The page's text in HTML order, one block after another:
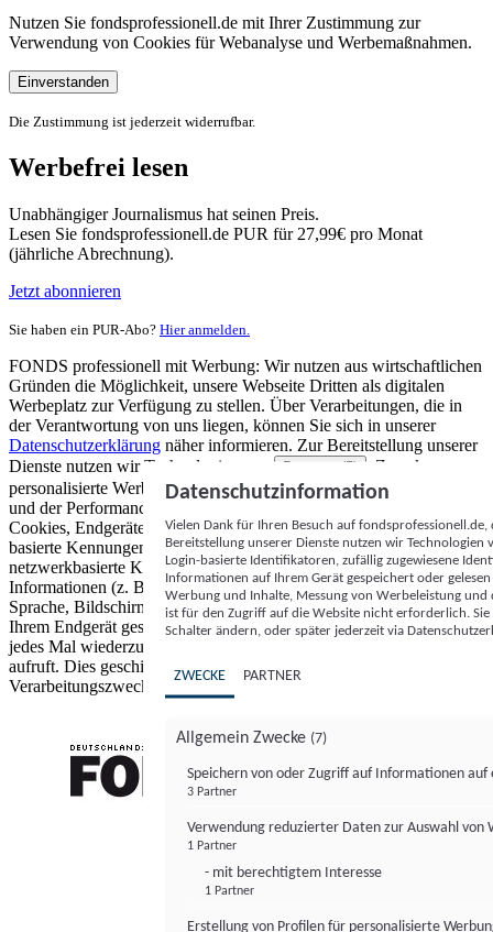
Nutzen Sie fondsprofessionell.de mit Ihrer Zustimmung zur
Verwendung von Cookies für Webanalyse und Werbemaßnahmen.
Einverstanden
Die Zustimmung ist jederzeit widerrufbar.
Werbefrei lesen
Unabhängiger Journalismus hat seinen Preis.
Lesen Sie fondsprofessionell.de PUR für 27,99€ pro Monat
(jährliche Abrechnung).
Jetzt abonnieren
Sie haben ein PUR-Abo? Hier anmelden.
FONDS professionell mit Werbung: Wir nutzen aus wirtschaftlichen
Gründen die Möglichkeit, unsere Webseite Dritten als digitalen
Werbeplatz zur Verfügung zu stellen. Über Verarbeitungen, die in
der Verantwortung von uns liegen, können Sie sich in unserer
Datenschutzerklärung näher informieren. Zur Bereitstellung unserer
Dienste nutzen wir Technologien von
Partnern (5)
. Zwecke:
personalisierte Werbung und Inhalte, Messung von Werbeleistung
und der Performance von Inhalten sowie Zielgruppenforschung.
Cookies, Endgeräte- oder ähnliche Online-Kennungen (z. B. login-
basierte Kennungen, zufällig generierte Kennungen,
netzwerkbasierte Kennungen) können zusammen mit anderen
Informationen (z. B. Browsertyp und Browserinformationen,
Sprache, Bildschirmgröße, unterstützte Technologien usw.) auf
Ihrem Endgerät gespeichert oder von dort ausgelesen werden, um es
jedes Mal wiederzuerkennen, wenn es eine App oder einer Webseite
aufruft. Dies geschieht für einen oder mehrere der hier aufgeführten
Verarbeitungszwecke.
Datenschutzinformation
Vielen Dank für Ihren Besuch auf
Bereitstellung unserer Dienste nutzen wir Technologien
Login-basierte Identifikatoren, zufällig zugewiesene
Informationen auf Ihrem Gerät gespeichert oder
Werbung und Inhalte, Messung von Werbeleistung
ist für den Zugriff auf die Website nicht erforderlich.
Schalter ändern, oder später jederzeit via
ZWECKE PARTNER
Allgemein Zwecke (7)
Speichern von oder Zugriff auf Informationen auf
3 Partner
Verwendung reduzierter Daten zur Auswahl von
1 Partner
- mit berechtigtem Interesse
1 Partner
Erstellung von Profilen für personalisierte
FONDS professionell